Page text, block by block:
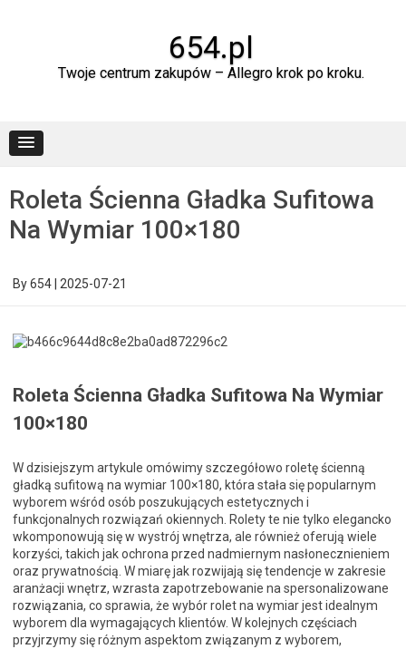
654.pl
Twoje centrum zakupów – Allegro krok po kroku.
Roleta Ścienna Gładka Sufitowa
Na Wymiar 100×180
By654 2025-07-21
Roleta Ścienna Gładka Sufitowa Na Wymiar
100×180
W dzisiejszym artykule omówimy szczegółowo roletę ścienną
gładką sufitową na wymiar 100×180, która stała się popularnym
wyborem wśród osób poszukujących estetycznych i
funkcjonalnych rozwiązań okiennych. Rolety te nie tylko elegancko
wkomponowują się w wystrój wnętrza, ale również oferują wiele
korzyści, takich jak ochrona przed nadmiernym nasłonecznieniem
oraz prywatnością. W miarę jak rozwijają się tendencje w zakresie
aranżacji wnętrz, wzrasta zapotrzebowanie na spersonalizowane
rozwiązania, co sprawia, że wybór rolet na wymiar jest idealnym
wyborem dla wymagających klientów. W kolejnych częściach
przyjrzymy się różnym aspektom związanym z wyborem,